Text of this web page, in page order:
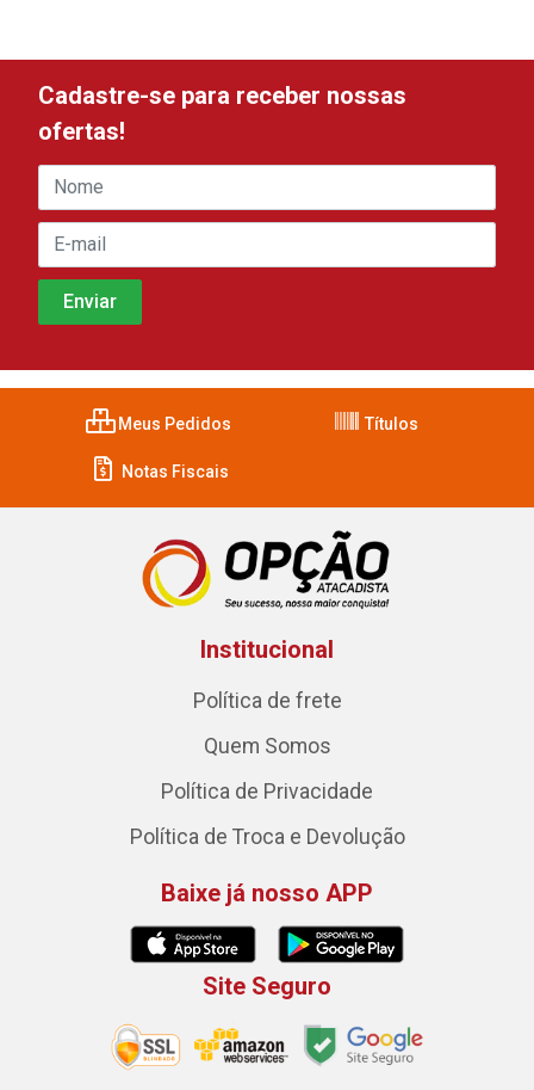
Cadastre-se para receber nossas
ofertas!
Meus Pedidos Títulos
Notas Fiscais
Institucional
Política de frete
Quem Somos
Política de Privacidade
Política de Troca e Devolução
Baixe já nosso APP
Site Seguro